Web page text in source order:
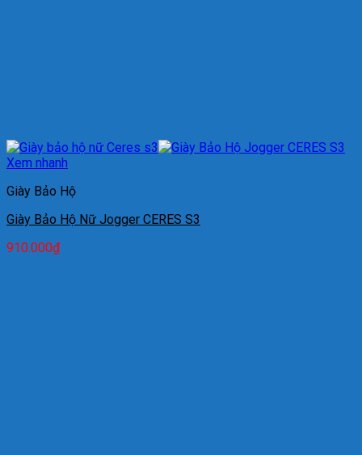
Xem nhanh
Giày Bảo Hộ
Giày Bảo Hộ Nữ Jogger CERES S3
910.000₫